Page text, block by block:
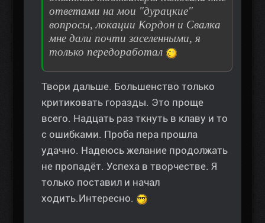
ответами на мои "дурацкие"
вопросы, локации Кордон и Свалка
мне дали почти заселенными, я
только передоработал
Твори дальше. Большенство только
критиковать горазды. Это проще
всего. Надцать раз ткнуть в клаву и то
с ошибками. Проба пера прошла
удачно. Надеюсь желание продолжать
не пропадёт. Успеха в творчестве. Я
только поставил и начал
ходить.Интересно.